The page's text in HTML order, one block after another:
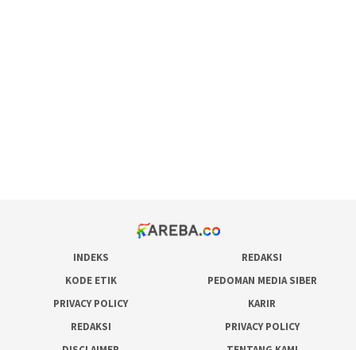
INDEKS
REDAKSI
KODE ETIK
PEDOMAN MEDIA SIBER
PRIVACY POLICY
KARIR
REDAKSI
PRIVACY POLICY